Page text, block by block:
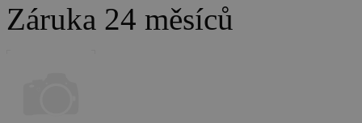
Záruka 24 měsíců